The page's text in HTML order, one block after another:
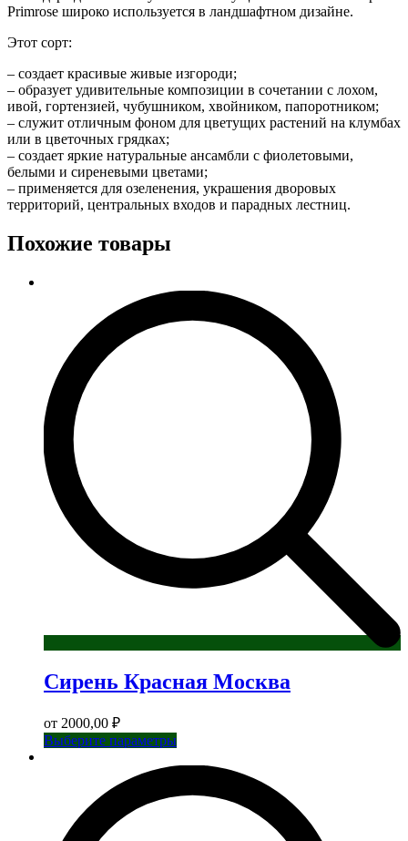
Primrose широко используется в ландшафтном дизайне.
Этот сорт:
– создает красивые живые изгороди;
– образует удивительные композиции в сочетании с лохом,
ивой, гортензией, чубушником, хвойником, папоротником;
– служит отличным фоном для цветущих растений на клумбах
или в цветочных грядках;
– создает яркие натуральные ансамбли с фиолетовыми,
белыми и сиреневыми цветами;
– применяется для озеленения, украшения дворовых
территорий, центральных входов и парадных лестниц.
Похожие товары
Сирень Красная Москва
от 2000,00 ₽
Выберите параметрыЭтот
вариаций.